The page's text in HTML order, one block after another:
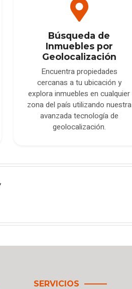
Búsqueda de
Inmuebles por
Geolocalización
Encuentra propiedades
cercanas a tu ubicación y
explora inmuebles en cualquier
zona del país utilizando nuestra
avanzada tecnología de
geolocalización.
SERVICIOS